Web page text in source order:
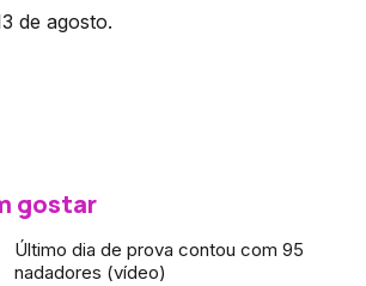
de agosto.
gostar
Último dia de prova contou com 95
nadadores (vídeo)